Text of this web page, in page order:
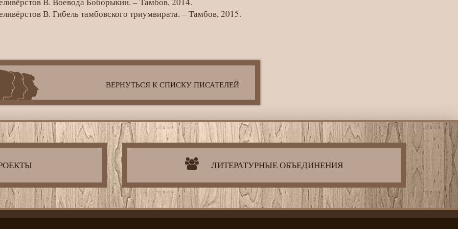
В. Гибель тамбовского триумвирата. – Тамбов, 2015.
ВЕРНУТЬСЯ К СПИСКУ ПИСАТЕЛЕЙ
ЛИТЕРАТУРНЫЕ ОБЪЕДИНЕНИЯ